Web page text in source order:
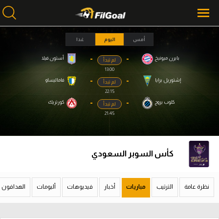
محتوى إخباري
الرئيسية
ميركاتو
فانتازي في الجول
أمس اليوم غدا
- بايرن ميونيخ - أستون فيلا
لم تبدأ
13:00
- إشتوريل برايا - فاماليساو
لم تبدأ
22:15
- كلوب بروج - كورتريك
لم تبدأ
21:45
محتوى إخباري
الرئيسية
ميركاتو
فانتازي في الجول
كأس السوبر السعودي
نظرة عامة الترتيب مباريات أخبار فيديوهات ألبومات الهدافون